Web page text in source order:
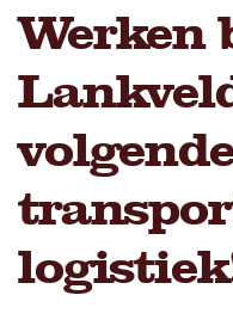
Werken